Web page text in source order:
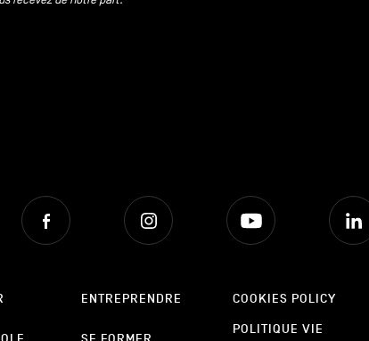
Facebook Instagram
ENTREPRENDRE
COOKIES POLICY
POLITIQUE VIE